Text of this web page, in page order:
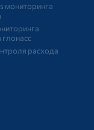
мониторинга
глонасс
расхода